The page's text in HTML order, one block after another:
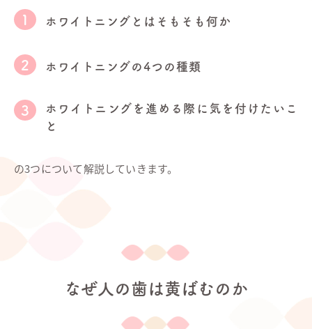
ホワイトニングとはそもそも何か
ホワイトニングの4つの種類
ホワイトニングを進める際に気を付けたいこ
と
の3つについて解説していきます。
なぜ人の歯は黄ばむのか